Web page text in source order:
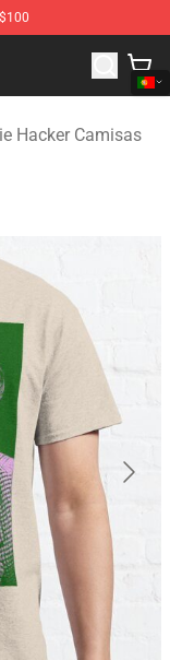
Hacker Merchandise
Hacker Camisas